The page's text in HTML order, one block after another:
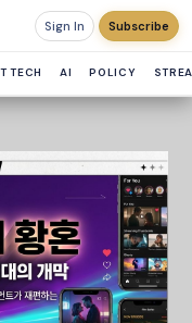
Sign In Subscribe
TECH AI POLICY